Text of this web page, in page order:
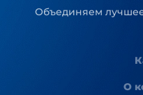
Объединяем
О